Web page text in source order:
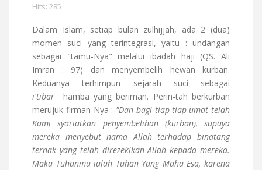
Hits: 285
Dalam Islam, setiap bulan zulhijjah, ada 2 (dua)
momen suci yang terintegrasi, yaitu : undangan
sebagai "tamu-Nya" melalui ibadah haji (QS. Ali
Imran : 97) dan menyembelih hewan kurban.
Keduanya terhimpun sejarah suci sebagai
i'tibar
hamba yang beriman. Perin-tah berkurban
merujuk firman-Nya : "Dan bagi tiap-tiap umat telah
Kami syariatkan penyembelihan (kurban), supaya
mereka menyebutnama Allah terhadap binatang
ternak yang telah direzekikan Allah kepada mereka.
Maka Tuhanmu ialah Tuhan Yang Maha Esa, karena